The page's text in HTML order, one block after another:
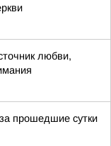
любви,
прошедшие сутки